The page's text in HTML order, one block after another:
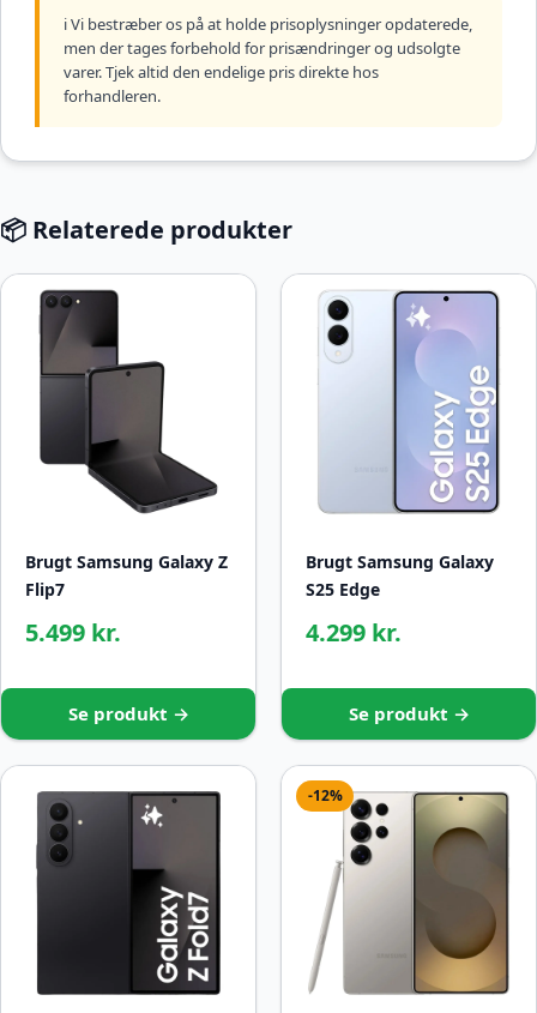
ℹ️ Vi bestræber os på at holde prisoplysninger opdaterede,
men der tages forbehold for prisændringer og udsolgte
varer. Tjek altid den endelige pris direkte hos
forhandleren.
📦 Relaterede produkter
Brugt Samsung Galaxy Z
Flip7
5.499 kr.
Se produkt →
Brugt Samsung Galaxy
S25 Edge
4.299 kr.
Se produkt →
-12%